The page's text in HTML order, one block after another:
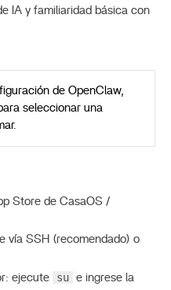
IA y familiaridad básica con
de OpenClaw,
seleccionar una
Store de CasaOS /
vía SSH (recomendado) o
ejecute
su e ingrese la